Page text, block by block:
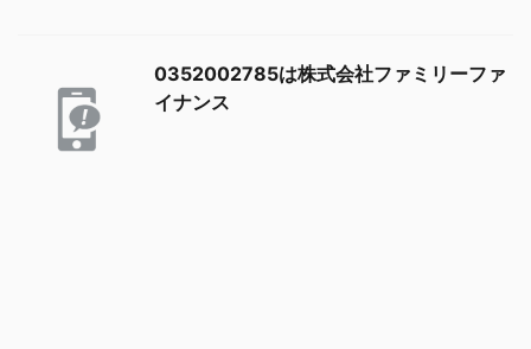
0352002785は株式会社ファミリーファ
イナンス